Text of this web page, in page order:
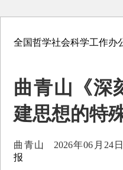
全国哲学社会科学工作办
曲青山《深
建思想的特
曲青山 2026年06月24
报